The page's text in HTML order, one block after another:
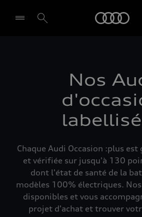
Nos
Chaque Audi Occasion :plus
et vérifiée sur jusqu'à 130
dont l'état de santé de la
modèles 100% électriques.
disponibles et vous
projet d'achat et trouver